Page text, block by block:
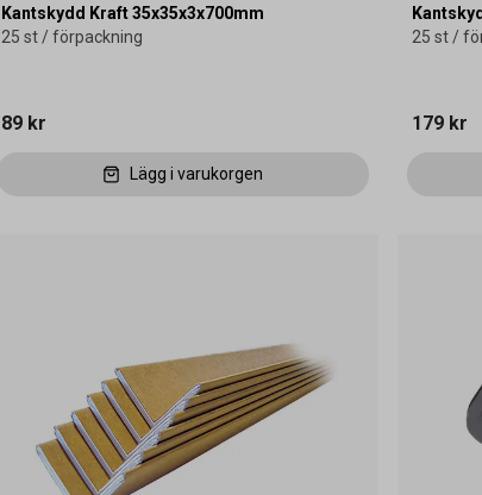
Kantskydd Kraft 35x35x3x700mm
25 st / förpackning
89 kr
Lägg i varukorgen
25 st /
179 kr